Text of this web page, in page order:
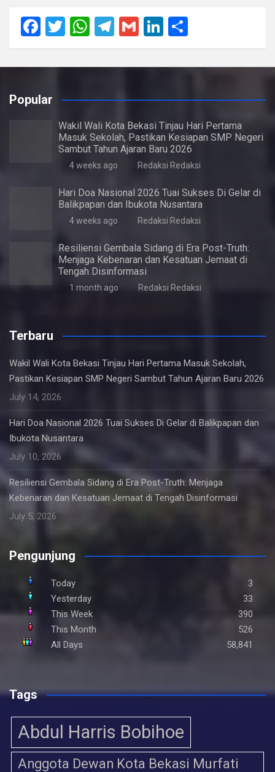
F
a
ce
o
T
wi
tt
W
h
at
A
p
p
T
el
e
a
m
G
m
ail
Li
n
ke
n
h
ar
Popular
Wakil Wali Kota Bekasi Tinjau Hari Pertama
Masuk Sekolah, Pastikan Kesiapan SMP Negeri
Sambut Tahun Ajaran Baru 2026
4 weeks ago Redaksi Redaksi
Hari Doa Nasional 2026 Tuai Sukses Di Gelar di
Balikpapan dan Ibukota Nusantara
4 weeks ago Redaksi Redaksi
Resiliensi Gembala Sidang di Era Post-Truth:
Menjaga Kebenaran dan Kesatuan Jemaat di
Tengah Disinformasi
1 month ago Redaksi Redaksi
Terbaru
Wakil Wali Kota Bekasi Tinjau Hari Pertama Masuk Sekolah,
Pastikan Kesiapan SMP Negeri Sambut Tahun Ajaran Baru 2026
July 14, 2026
Hari Doa Nasional 2026 Tuai Sukses Di Gelar di Balikpapan dan
Ibukota Nusantara
July 10, 2026
Resiliensi Gembala Sidang di Era Post-Truth: Menjaga
Kebenaran dan Kesatuan Jemaat di Tengah Disinformasi
July 5, 2026
Pengunjung
Today
3
Yesterday
33
This Week
390
This Month
526
All Days
58,841
Tags
Abdul Harris Bobihoe
Anggota Dewan Kota Bekasi Murfati